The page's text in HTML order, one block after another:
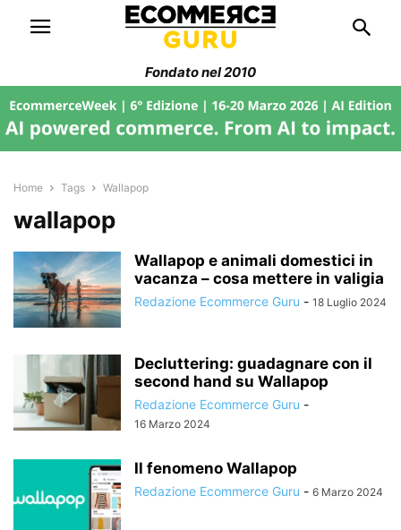
Fondato nel 2010
Home Tags Wallapop
wallapop
Wallapop e animali domestici in
vacanza – cosa mettere in valigia
Redazione Ecommerce Guru - 18 Luglio 2024
Decluttering: guadagnare con il
second hand su Wallapop
Redazione Ecommerce Guru -
16 Marzo 2024
Il fenomeno Wallapop
Redazione Ecommerce Guru - 6 Marzo 2024